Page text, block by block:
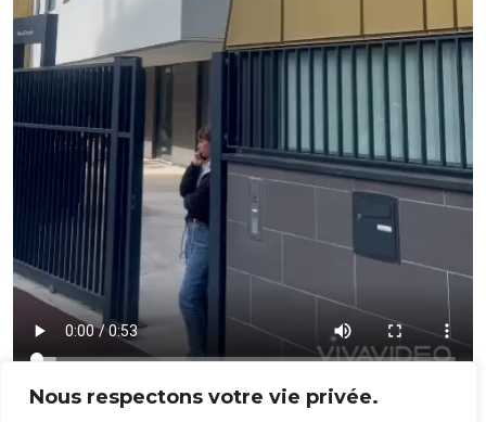
Nous respectons votre vie privée.
A l’occasion de la journée européenne des langues qui